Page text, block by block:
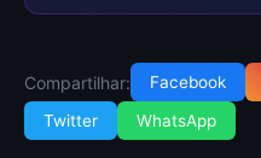
Compartilhar: Facebook
Twitter
WhatsApp